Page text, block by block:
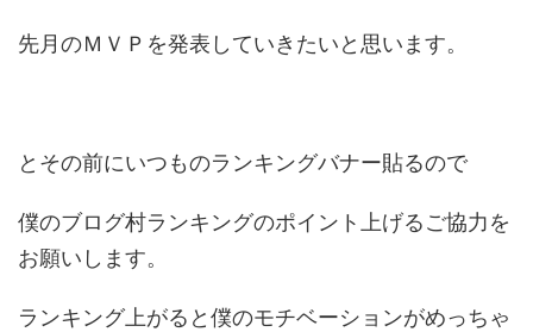
先月のＭＶＰを発表していきたいと思います。
とその前にいつものランキングバナー貼るので
僕のブログ村ランキングのポイント上げるご協力を
お願いします。
ランキング上がると僕のモチベーションがめっちゃ